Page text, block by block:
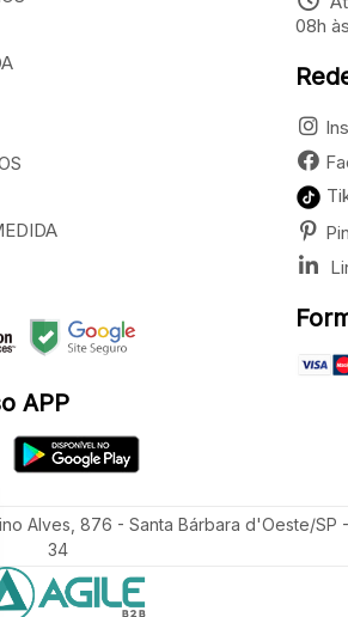
APP
08h
Alves, 876 - Santa Bárbara d'Oeste/SP
34